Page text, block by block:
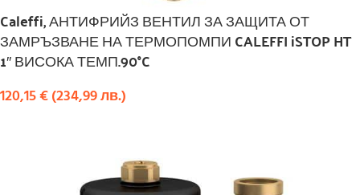
Caleffi, АНТИФРИЙЗ ВЕНТИЛ ЗА ЗАЩИТА ОТ
ЗАМРЪЗВАНЕ НА ТЕРМОПОМПИ CALEFFI iSTOP HT
1″ ВИСОКА ТЕМП.90°C
120,15€(234,99лв.)